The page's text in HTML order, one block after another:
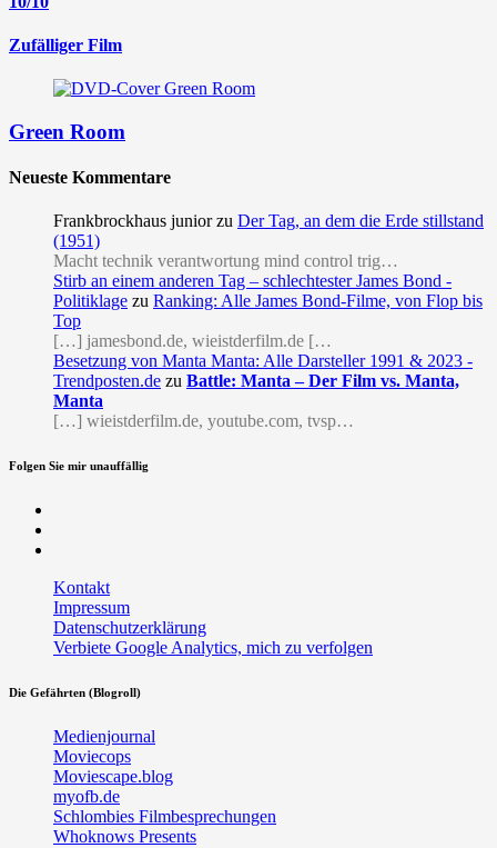
Zufälliger Film
Green Room
Neueste Kommentare
Frankbrockhaus junior zu Der Tag, an dem die Erde stillstand
(1951)
Macht technik verantwortung mind control trig…
Stirb an einem anderen Tag – schlechtester James Bond -
Politiklage zu Ranking: Alle James Bond-Filme, von Flop bis
Top
[…] jamesbond.de, wieistderfilm.de […
Besetzung von Manta Manta: Alle Darsteller 1991 & 2023 -
Trendposten.de zu Battle: Manta – Der Film vs. Manta,
Manta
[…] wieistderfilm.de, youtube.com, tvsp…
Folgen Sie mir unauffällig
Kontakt
Impressum
Datenschutzerklärung
Verbiete Google Analytics, mich zu verfolgen
Die Gefährten (Blogroll)
Medienjournal
Moviecops
Moviescape.blog
myofb.de
Schlombies Filmbesprechungen
Whoknows Presents